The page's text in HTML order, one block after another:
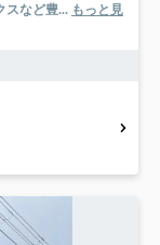
スなど豊... もっと見